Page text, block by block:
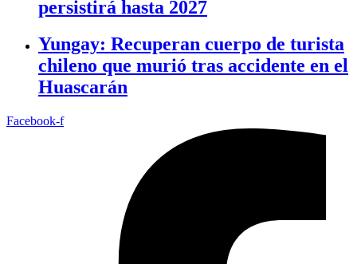
persistirá hasta 2027
Yungay: Recuperan cuerpo de turista
chileno que murió tras accidente en el
Huascarán
Facebook-f